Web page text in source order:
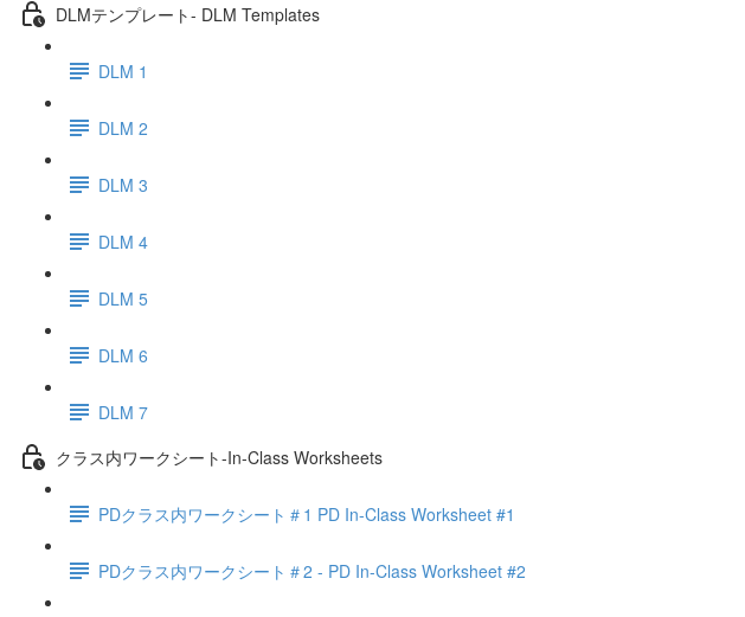
DLMテンプレート- DLM Templates
DLM 1
DLM 2
DLM 3
DLM 4
DLM 5
DLM 6
DLM 7
クラス内ワークシート-In-Class Worksheets
PDクラス内ワークシート＃1 PD In-Class Worksheet #1
PDクラス内ワークシート＃2 - PD In-Class Worksheet #2